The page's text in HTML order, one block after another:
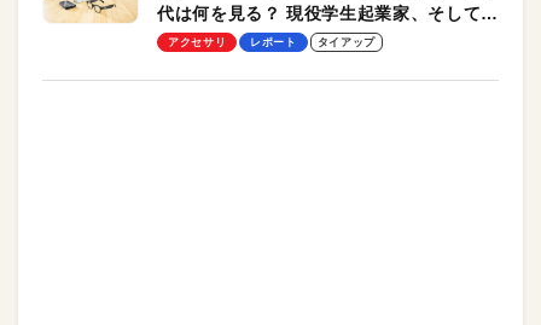
代は何を見る？ 現役学生起業家、そして教
授による体験会レポート【PR】
アクセサリ レポート タイアップ